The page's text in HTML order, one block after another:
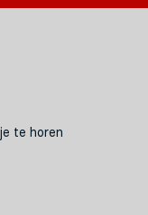
te horen